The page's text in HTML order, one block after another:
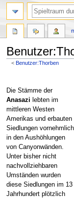
< Benutzer:Thorben
Navigation
springen
Suche
springen
Die Stämme der
Anasazi lebten im
mittleren Westen
Amerikas und erbauten
Siedlungen vornehmlich
in den Aushöhlungen
von Canyonwänden.
Unter bisher nicht
nachvollziehbaren
Umständen wurden
diese Siedlungen im 13
Jahrhundert plötzlich